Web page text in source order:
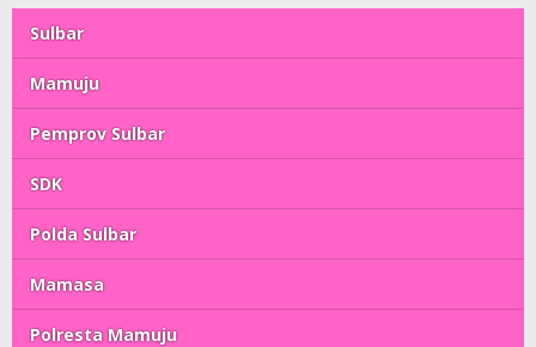
Sulbar
Mamuju
Pemprov Sulbar
SDK
Polda Sulbar
Mamasa
Polresta Mamuju